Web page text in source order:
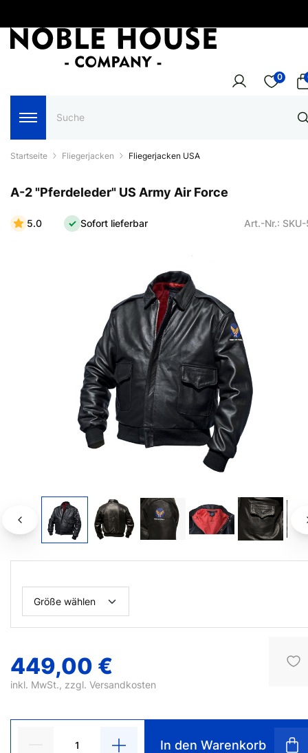
0
Startseite Fliegerjacken Fliegerjacken USA
A-2 "Pferdeleder" US Army Air Force
5.0 Sofort lieferbar Art.-Nr.:
449,00 €
inkl. MwSt., zzgl. Versandkosten
In den Warenkorb